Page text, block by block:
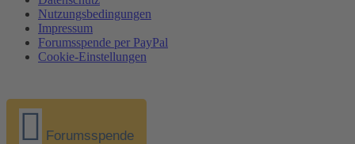
Nutzungsbedingungen
Impressum
Forumsspende per PayPal
Cookie-Einstellungen
Forumsspende